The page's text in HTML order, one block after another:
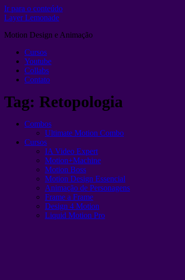
Ir para o conteúdo
Layer Lemonade
Motion Design e Animação
Cursos
Youtube
Collabs
Contato
Tag: Retopologia
Combos
Ultimate Motion Combo
Cursos
IA Video Expert
Motion+Machine
Motion Boss
Motion Design Essencial
Animação de Personagens
Frame a Frame
Design 4 Motion
Liquid Motion Pro